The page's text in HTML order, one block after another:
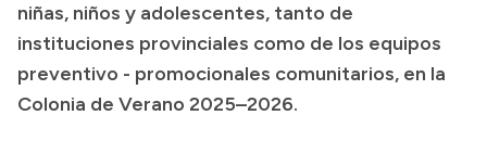
Consulta de expedientes
Consulta de pago a proveedores
Convocatorias
niñas, niños y adolescentes, tanto de
instituciones provinciales como de los equipos
preventivo - promocionales comunitarios, en la
Colonia de Verano 2025–2026.